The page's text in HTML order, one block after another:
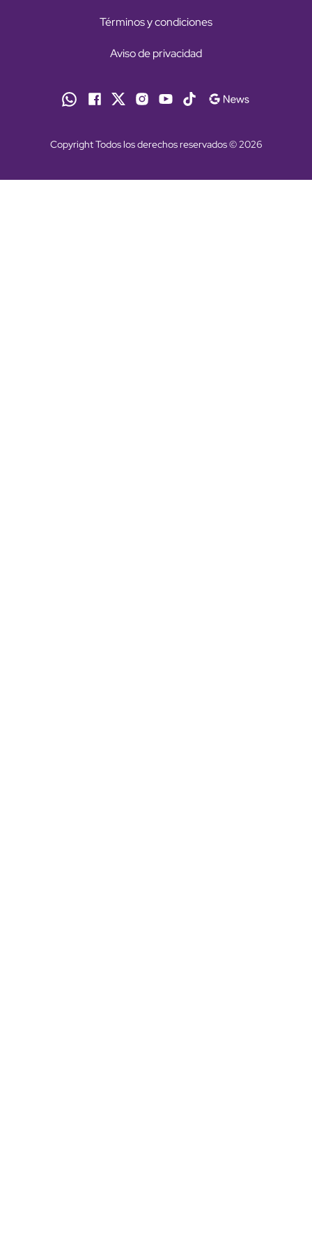
Términos y condiciones
Aviso de privacidad
Copyright Todos los derechos reservados © 2026